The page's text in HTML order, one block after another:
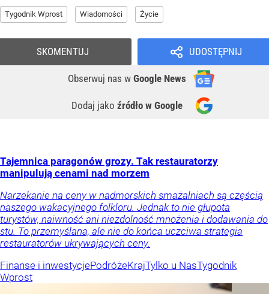
Tygodnik Wprost Wiadomości Życie
UDOSTĘPNIJ
Obserwuj nas w Google News
Dodaj jako źródło w Google
SKOMENTUJ
Tajemnica paragonów grozy. Tak restauratorzy
manipulują cenami nad morzem
Narzekanie na ceny w nadmorskich smażalniach są częścią
naszego wakacyjnego folkloru. Jednak to nie głupota
turystów, naiwność ani niezdolność mnożenia i dodawania do
stu. To przemyślana, ale nie do końca uczciwa strategia
restauratorów ukrywających ceny.
Finanse i inwestycjePodróżeKrajTylko u NasTygodnik
Wprost